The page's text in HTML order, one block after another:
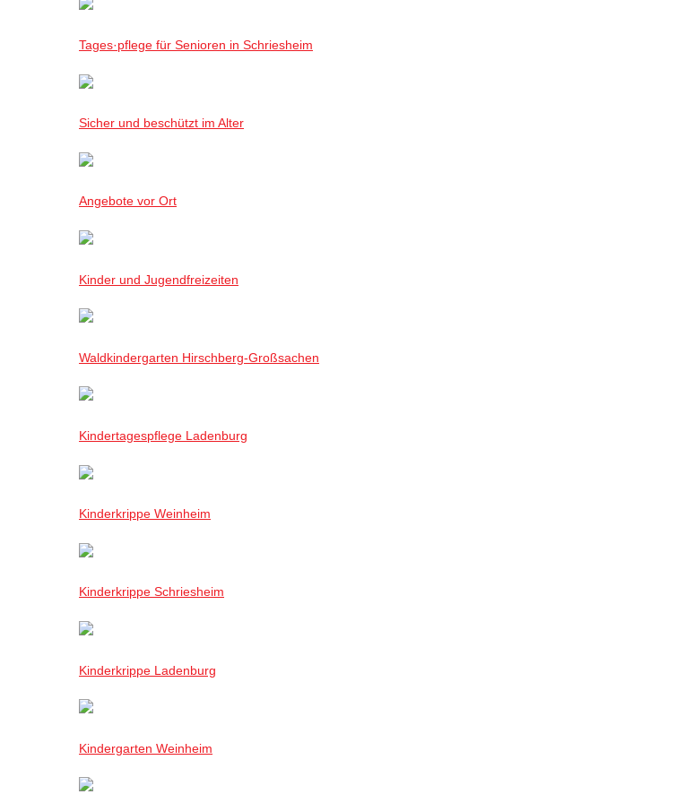
Tages·pflege für Senioren in Schriesheim
Sicher und beschützt im Alter
Angebote vor Ort
Kinder und Jugendfreizeiten
Waldkindergarten Hirschberg-Großsachen
Kindertagespflege Ladenburg
Kinderkrippe Weinheim
Kinderkrippe Schriesheim
Kinderkrippe Ladenburg
Kindergarten Weinheim